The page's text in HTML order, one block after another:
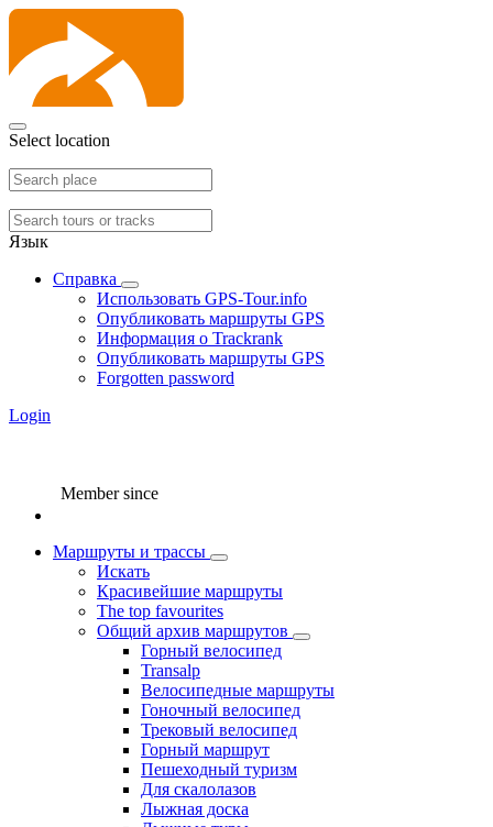
Select location
Язык
Справка
Использовать GPS-Tour.info
Опубликовать маршруты GPS
Информация о Trackrank
Опубликовать маршруты GPS
Forgotten password
Login
Member since
Маршруты и трассы
Искать
Красивейшие маршруты
The top favourites
Общий архив маршрутов
Горный велосипед
Transalp
Велосипедные маршруты
Гоночный велосипед
Трековый велосипед
Горный маршрут
Пешеходный туризм
Для скалолазов
Лыжная доска